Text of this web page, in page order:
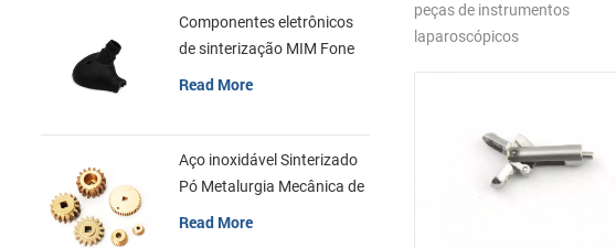
peças de instrumentos
laparoscópicos
Componentes eletrônicos
de sinterização MIM Fone
de ouvido Shell Metal Parts
Read More
Aço inoxidável Sinterizado
Pó Metalurgia Mecânica de
Latão Engrenagem
Read More